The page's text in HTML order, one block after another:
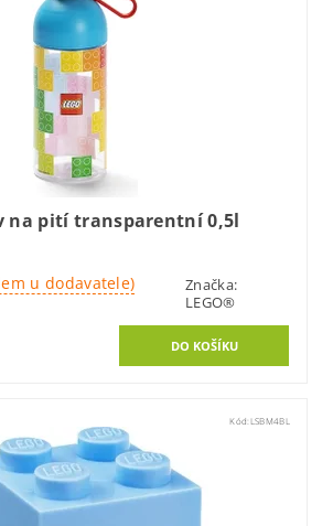
na pití transparentní 0,5l
u dodavatele)
Značka:
LEGO®
Kód:LSBM4BL